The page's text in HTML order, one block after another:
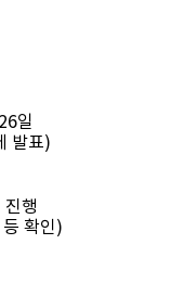
일
발표)
진행
확인)